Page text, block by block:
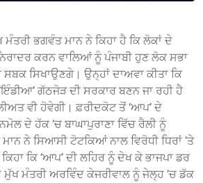
ਮੰਤਰੀ ਭਗਵੰਤ ਮਾਨ ਨੇ ਕਿਹਾ ਹੈ ਕਿ ਲੋਕਾਂ ਦੇ
ਕਰਨ ਵਾਲਿਆਂ ਨੂੰ ਪੰਜਾਬੀ ਹੁਣ ਲੋਕ ਸਭਾ
ਸਬਕ ਸਿਖਾਉਣਗੇ। ਉਨ੍ਹਾਂ ਦਾਅਵਾ ਕੀਤਾ ਕਿ
ਗੱਠਜੋੜ ਦੀ ਸਰਕਾਰ ਬਣਨ ਜਾ ਰਹੀ ਹੈ
ਵੀ ਹੋਵੇਗੀ। ਫ਼ਰੀਦਕੋਟ ਤੋਂ ‘ਆਪ’ ਦੇ
ਦੇ ਹੱਕ ’ਚ ਬਾਘਾਪੁਰਾਣਾ ਵਿੱਚ ਰੈਲੀ ਨੂੰ
ਨੇ ਸਿਆਸੀ ਟੋਟਕਿਆਂ ਨਾਲ ਵਿਰੋਧੀ ਧਿਰਾਂ ’ਤੇ
ਕਿ ‘ਆਪ’ ਦੀ ਲਹਿਰ ਨੂੰ ਦੇਖ ਕੇ ਭਾਜਪਾ ਡਰ
ਮੰਤਰੀ ਅਰਵਿੰਦ ਕੇਜਰੀਵਾਲ ਨੂੰ ਜੇਲ੍ਹ ’ਚ ਡੱਕ